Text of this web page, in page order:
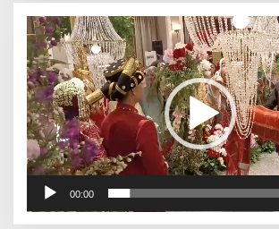
Pemutar
Video
00:00